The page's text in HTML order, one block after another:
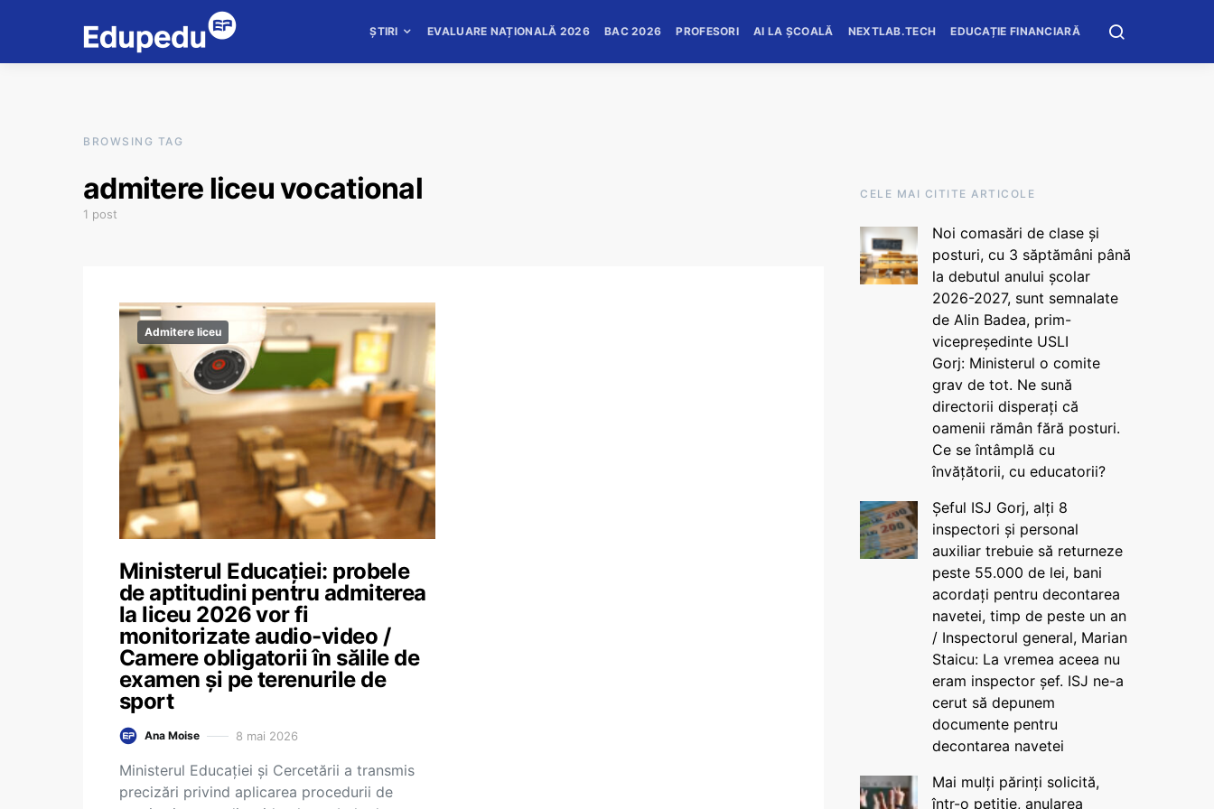
ȘTIRI EVALUARE NAȚIONALĂ 2026 BAC 2026 PROFESORI AI LA ȘCOALĂ NEXTLAB.TECH EDUCAȚIE FINANCIARĂ
BROWSING TAG
admitere liceu vocational
1 post
Admitere liceu
Ministerul Educației: probele
de aptitudini pentru admiterea
la liceu 2026 vor fi
monitorizate audio-video /
Camere obligatorii în sălile de
examen și pe terenurile de
sport
Ana Moise 8 mai 2026
Ministerul Educației și Cercetării a transmis
precizări privind aplicarea procedurii de
CELE MAI CITITE ARTICOLE
Noi comasări de clase și
posturi, cu 3 săptămâni până
la debutul anului școlar
2026-2027, sunt semnalate
de Alin Badea, prim-
vicepreședinte USLI
Gorj: Ministerul o comite
grav de tot. Ne sună
directorii disperați că
oamenii rămân fără posturi.
Ce se întâmplă cu
învățătorii, cu educatorii?
Șeful ISJ Gorj, alți 8
inspectori și personal
auxiliar trebuie să returneze
peste 55.000 de lei, bani
acordați pentru decontarea
navetei, timp de peste un an
/ Inspectorul general, Marian
Staicu: La vremea aceea nu
eram inspector șef. ISJ ne-a
cerut să depunem
documente pentru
decontarea navetei
Mai mulți părinți solicită,
într-o petiție, anularea